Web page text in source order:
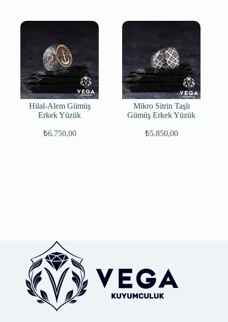
Hilal-Alem Gümüş
Erkek Yüzük
₺6.750,00
Mikro Sitrin Taşlı
Gümüş Erkek Yüzük
Orijinal
₺5.850,00
Şu